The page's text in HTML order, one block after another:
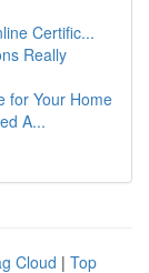
Certific...
Really
for Your Home
A...
Cloud | Top